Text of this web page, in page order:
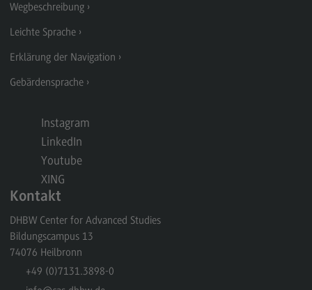
Kontakt
Marketing and Business Psychology
Marketing and Business Psychology
Berufsperspektiven
Kontakt
Maschinenbau
Maschinenbau
Profil-O-Mat Maschinenbau
(External link)
Rahmenbedingungen
Modulangebot
Wegbeschreibung
Leichte Sprache
Erklärung der Navigation
Gebärdensprache
Instagram
LinkedIn
Youtube
XING
Kontakt
DHBW Center for Advanced Studies
Bildungscampus 13
74076 Heilbronn
+49 (0)7131.3898-0